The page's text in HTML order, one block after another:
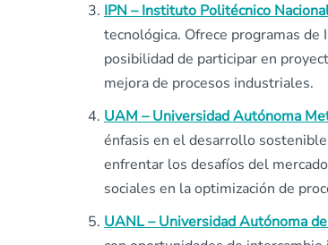
IPN – Instituto Politécnico
tecnológica. Ofrece programas de
posibilidad de participar en
mejora de procesos industriales.
UAM – Universidad Autónoma
énfasis en el desarrollo
enfrentar los desafíos del
sociales en la optimización de
UANL – Universidad Autónoma